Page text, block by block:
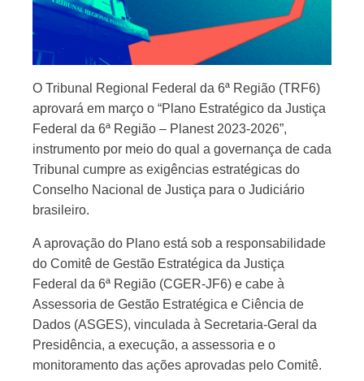
O Tribunal Regional Federal da 6ª Região (TRF6)
aprovará em março o “Plano Estratégico da Justiça
Federal da 6ª Região – Planest 2023-2026”,
instrumento por meio do qual a governança de cada
Tribunal cumpre as exigências estratégicas do
Conselho Nacional de Justiça para o Judiciário
brasileiro.
A aprovação do Plano está sob a responsabilidade
do Comitê de Gestão Estratégica da Justiça
Federal da 6ª Região (CGER-JF6) e cabe à
Assessoria de Gestão Estratégica e Ciência de
Dados (ASGES), vinculada à Secretaria-Geral da
Presidência, a execução, a assessoria e o
monitoramento das ações aprovadas pelo Comitê.